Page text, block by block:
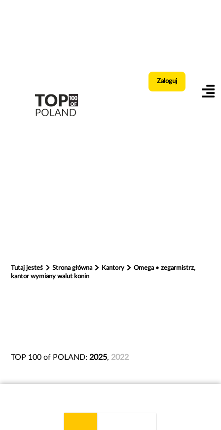
Zaloguj
Tutaj jesteś Strona główna Kantory
Omega • zegarmistrz,
kantor wymiany walut konin
TOP 100 of POLAND: 2025, 2022